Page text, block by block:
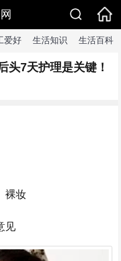
爱好 生活知识 生活百科
头7天护理是关键！
裸妆
见